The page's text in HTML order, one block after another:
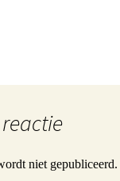
niet gepubliceerd.